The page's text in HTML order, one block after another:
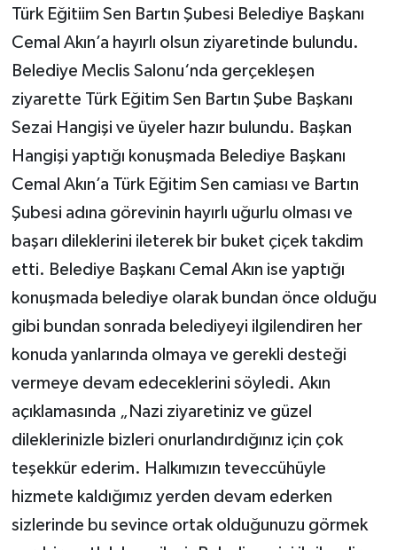
Türk Eğitiim Sen Bartın Şubesi Belediye Başkanı
Cemal Akın’a hayırlı olsun ziyaretinde bulundu.
Belediye Meclis Salonu‘nda gerçekleşen
ziyarette Türk Eğitim Sen Bartın Şube Başkanı
Sezai Hangişi ve üyeler hazır bulundu. Başkan
Hangişi yaptığı konuşmada Belediye Başkanı
Cemal Akın’a Türk Eğitim Sen camiası ve Bartın
Şubesi adına görevinin hayırlı uğurlu olması ve
başarı dileklerini ileterek bir buket çiçek takdim
etti. Belediye Başkanı Cemal Akın ise yaptığı
konuşmada belediye olarak bundan önce olduğu
gibi bundan sonrada belediyeyi ilgilendiren her
konuda yanlarında olmaya ve gerekli desteği
vermeye devam edeceklerini söyledi. Akın
açıklamasında „Nazi ziyaretiniz ve güzel
dileklerinizle bizleri onurlandırdığınız için çok
teşekkür ederim. Halkımızın teveccühüyle
hizmete kaldığımız yerden devam ederken
sizlerinde bu sevince ortak olduğunuzu görmek